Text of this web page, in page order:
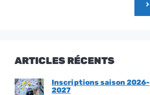
ARTICLES RÉCENTS
Inscriptions saison 2026-
2027